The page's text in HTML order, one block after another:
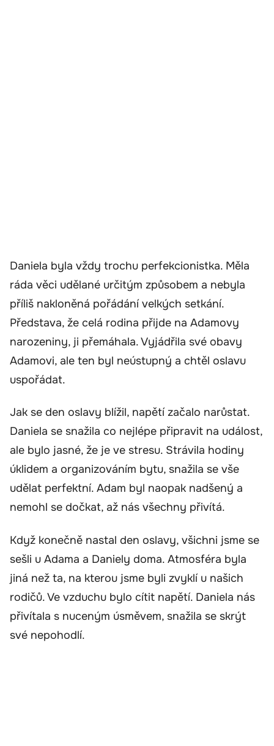
Daniela byla vždy trochu perfekcionistka. Měla
ráda věci udělané určitým způsobem a nebyla
příliš nakloněná pořádání velkých setkání.
Představa, že celá rodina přijde na Adamovy
narozeniny, ji přemáhala. Vyjádřila své obavy
Adamovi, ale ten byl neústupný a chtěl oslavu
uspořádat.
Jak se den oslavy blížil, napětí začalo narůstat.
Daniela se snažila co nejlépe připravit na událost,
ale bylo jasné, že je ve stresu. Strávila hodiny
úklidem a organizováním bytu, snažila se vše
udělat perfektní. Adam byl naopak nadšený a
nemohl se dočkat, až nás všechny přivítá.
Když konečně nastal den oslavy, všichni jsme se
sešli u Adama a Daniely doma. Atmosféra byla
jiná než ta, na kterou jsme byli zvyklí u našich
rodičů. Ve vzduchu bylo cítit napětí. Daniela nás
přivítala s nuceným úsměvem, snažila se skrýt
své nepohodlí.